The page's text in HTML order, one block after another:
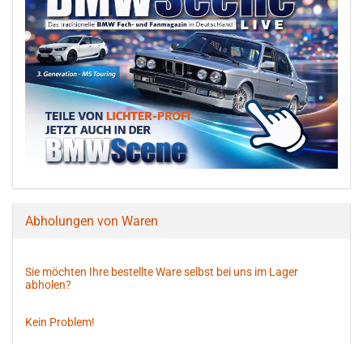
Abholungen von Waren
Sie möchten Ihre bestellte Ware selbst bei uns im Lager
abholen?
Kein Problem!